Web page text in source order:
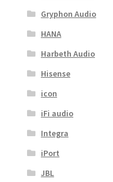
Gryphon Audio
HANA
Harbeth Audio
Hisense
icon
iFi audio
Integra
iPort
JBL